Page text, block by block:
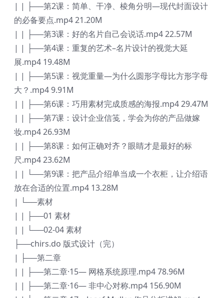
| | ├──第2课：简单、干净、棱角分明—现代封面设计
的必备要点.mp4 21.20M
| | ├──第3课：好的名片自己会说话.mp4 22.57M
| | ├──第4课：重复的艺术–名片设计的视觉大延
展.mp4 19.48M
| | ├──第5课：视觉重量—为什么圆形字母比方形字母
大？.mp4 9.91M
| | ├──第6课：巧用素材完成质感的海报.mp4 29.47M
| | ├──第7课：设计企业信笺，学会为你的产品做嫁
妆.mp4 26.93M
| | ├──第8课：如何正确对齐？眼睛才是最好的标
尺.mp4 23.62M
| | └──第9课：把产品介绍单当成一个衣柜，让介绍语
放在合适的位置.mp4 13.28M
| └──素材
| | ├──01 素材
| | └──02-04 素材
├──chirs.do 版式设计（完）
| ├──第二章
| | ├──第二章·15— 网格系统原理.mp4 78.96M
| | ├──第二章·16— 非中心对称.mp4 156.90M